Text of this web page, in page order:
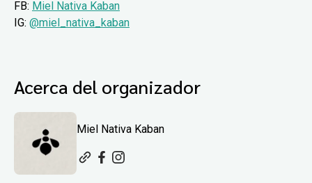
FB: Miel Nativa Kaban
IG: @miel_nativa_kaban
Acerca del organizador
Miel Nativa Kaban